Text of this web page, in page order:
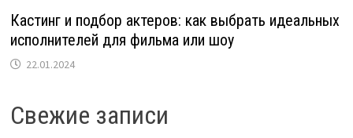
Кастинг и подбор актеров: как выбрать идеальных
исполнителей для фильма или шоу
22.01.2024
Свежие записи